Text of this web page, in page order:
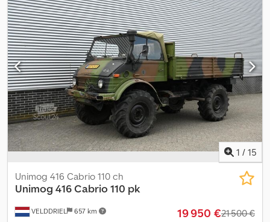
1 / 15
VELDDRIEL 657 km
Unimog 416 Cabrio 110 ch
Unimog 416 Cabrio 110 pk
19 950 €21 500 €